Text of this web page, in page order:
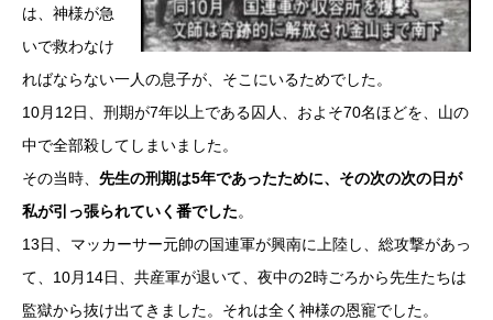
は、神様が急
いで救わなけ
ればならない一人の息子が、そこにいるためでした。
10月12日、刑期が7年以上である囚人、およそ70名ほどを、山の
中で全部殺してしまいました。
その当時、 先生の刑期は5年であったために、その次の次の日が
私が引っ張られていく番でした。
13日、マッカーサー元帥の国連軍が興南に上陸し、総攻撃があっ
て、10月14日、共産軍が退いて、夜中の2時ごろから先生たちは
監獄から抜け出てきました。それは全く神様の恩寵でした。